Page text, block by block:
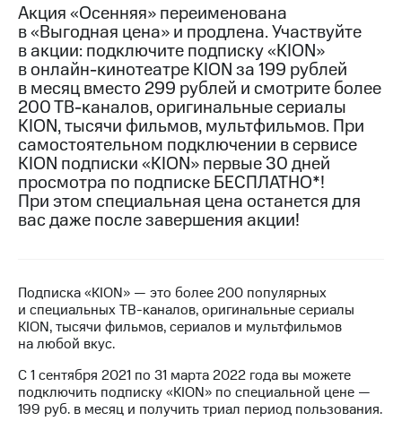
номер
в МТС
Тарифы
Услуги
Роуминг
Семейная
группа
Оформить
eSIM
SIM-
карта
для
иностранцев
приложение
Мой
МТС
Акции
Скидка 30%
на связь
Тарифы
RED,
РИИЛ
и МТС
Супер
с карты
МТС
Деньги
и подключите
ТВ
с выгодным
Акция «Осенняя» переименована
в «Выгодная цена» и продлена. Участвуйте
в акции: подключите подписку «KION»
в онлайн-кинотеатре KION за 199 рублей
в месяц вместо 299 рублей и смотрите более
200 ТВ-каналов, оригинальные сериалы
KION, тысячи фильмов, мультфильмов. При
самостоятельном подключении в сервисе
KION подписки «KION» первые 30 дней
просмотра по подписке БЕСПЛАТНО*!
При этом специальная цена останется для
вас даже после завершения акции!
Подписка «KION» — это более 200 популярных
и специальных ТВ-каналов, оригинальные сериалы
KION, тысячи фильмов, сериалов и мультфильмов
на любой вкус.
С 1 сентября 2021 по 31 марта 2022 года вы можете
подключить подписку «KION» по специальной цене —
199 руб. в месяц и получить триал период пользования.